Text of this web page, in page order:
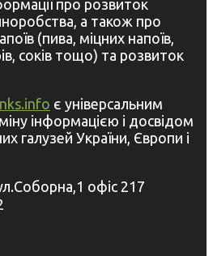
про розвиток
а також про
(пива, міцних напоїв,
соків тощо) та розвиток
є універсальним
інформацією і досвідом
галузей України, Європи і
офіс 217